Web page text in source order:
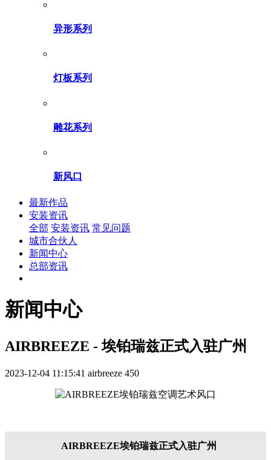
异形系列
灯板系列
雕花系列
新风口
最新作品
安装资讯
全部 安装资讯 常见问题
城市合伙人
新闻中心
总部资讯
新闻中心
AIRBREEZE - 埃铂瑞兹正式入驻广州
2023-12-04 11:15:41 airbreeze 450
AIRBREEZE埃铂瑞兹正式入驻广州